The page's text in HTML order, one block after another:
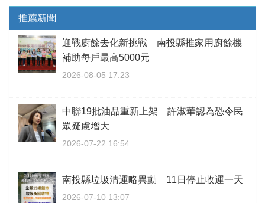
推薦新聞
迎戰廚餘去化新挑戰 南投縣推家用廚餘機
補助每戶最高5000元
2026-08-05 17:23
中聯19批油品重新上架 許淑華認為恐令民
眾疑慮增大
2026-07-22 16:54
南投縣垃圾清運略異動 11日停止收運一天
2026-07-10 13:07